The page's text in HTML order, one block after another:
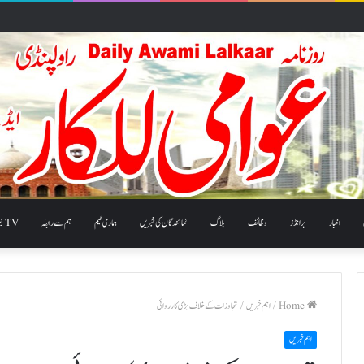
اخبار برانڈز وظائف بلاگ نمائندگان کی خبریں ہماری ٹیم ہم سے رابطہ TV
/اہم خبریں/ تجاوزات کے خلاف بڑی کارروائی
اہم خبریں